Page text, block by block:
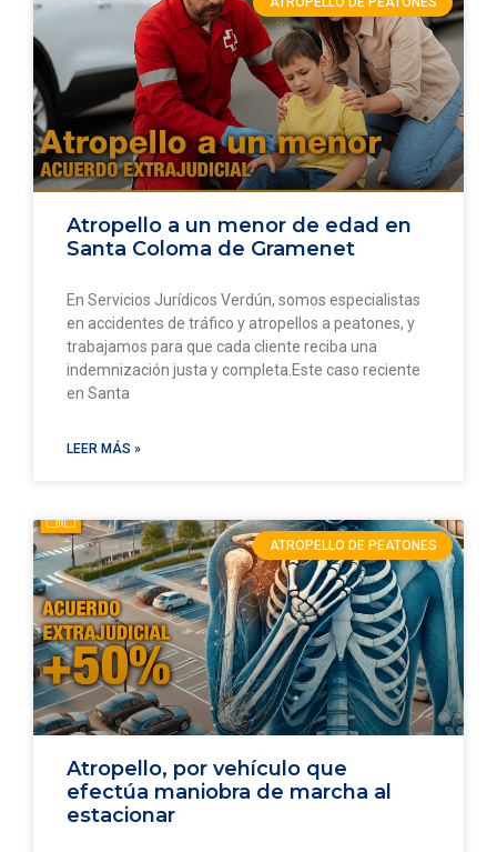
Atropello a un menor de edad en
Santa Coloma de Gramenet
En Servicios Jurídicos Verdún, somos especialistas
en accidentes de tráfico y atropellos a peatones, y
trabajamos para que cada cliente reciba una
indemnización justa y completa.Este caso reciente
en Santa
LEER MÁS »
ATROPELLO DE PEATONES
Atropello, por vehículo que
efectúa maniobra de marcha al
estacionar